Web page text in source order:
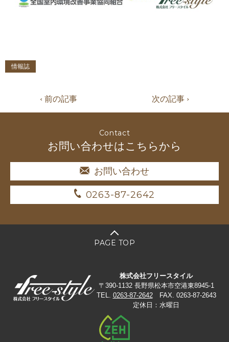
情報誌
‹ 前の記事 次の記事 ›
Contact
お問い合わせはこちらから
お問い合わせ
0263-87-2642
PAGE TOP
株式会社フリースタイル
〒390-1132 長野県松本市空港東8945-1
TEL. 0263-87-2642FAX. 0263-87-2643
定休日：水曜日